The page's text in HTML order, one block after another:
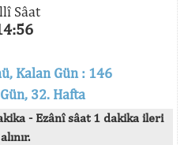
Sâat
Kalan Gün : 146
32. Hafta
- Ezânî sâat 1 dakika ileri
alınır.